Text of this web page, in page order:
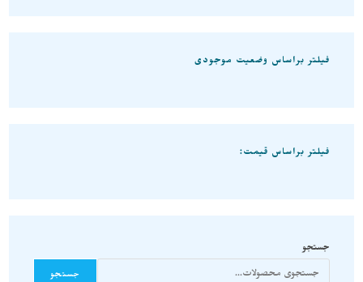
فیلتر براساس وضعیت موجودی
فیلتر براساس قیمت:
جستجو
جستجو